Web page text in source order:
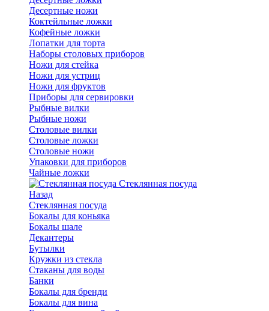
Десертные ножи
Коктейльные ложки
Кофейные ложки
Лопатки для торта
Наборы столовых приборов
Ножи для стейка
Ножи для устриц
Ножи для фруктов
Приборы для сервировки
Рыбные вилки
Рыбные ножи
Столовые вилки
Столовые ложки
Столовые ножи
Упаковки для приборов
Чайные ложки
Стеклянная посуда
Назад
Стеклянная посуда
Бокалы для коньяка
Бокалы шале
Декантеры
Бутылки
Кружки из стекла
Стаканы для воды
Банки
Бокалы для бренди
Бокалы для вина